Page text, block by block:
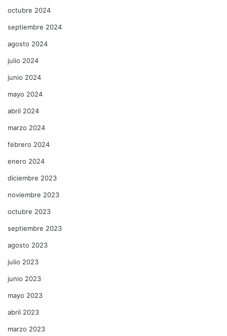
octubre 2024
septiembre 2024
agosto 2024
julio 2024
junio 2024
mayo 2024
abril 2024
marzo 2024
febrero 2024
enero 2024
diciembre 2023
noviembre 2023
octubre 2023
septiembre 2023
agosto 2023
julio 2023
junio 2023
mayo 2023
abril 2023
marzo 2023